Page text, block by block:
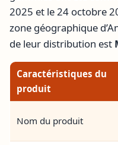
2025 et le 24 octobre
zone géographique
de leur distribution est
Caractéristiques du
produit
Nom du produit